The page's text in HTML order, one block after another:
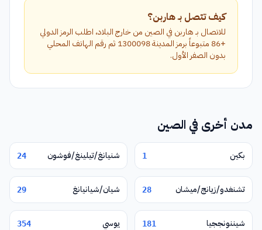
كيف تتصل بـ هاربن؟
للاتصال بـ هاربن في الصين من خارج البلاد، اطلب الرمز الدولي
+86 متبوعاً برمز المدينة 1300098 ثم رقم الهاتف المحلي
بدون الصفر الأول.
مدن أخرى في الصين
بكين 1 شنيانغ/تيلينغ/فوشون 24
تشنغدو/زيانج/ميشان 28 شيان/شيانيانغ 29
شيننونججيا 181 يوسي 354